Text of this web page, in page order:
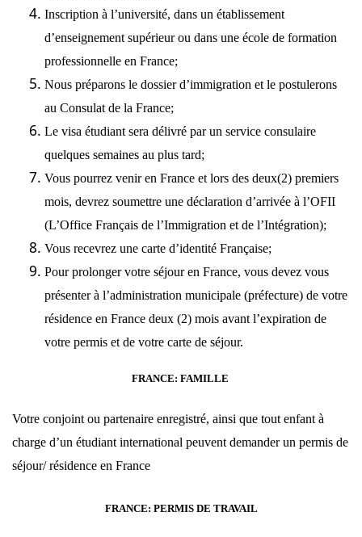
Inscription à l’université, dans un établissement
d’enseignement supérieur ou dans une école de formation
professionnelle en France;
Nous préparons le dossier d’immigration et le postulerons
au Consulat de la France;
Le visa étudiant sera délivré par un service consulaire
quelques semaines au plus tard;
Vous pourrez venir en France et lors des deux(2) premiers
mois, devrez soumettre une déclaration d’arrivée à l’OFII
(L’Office Français de l’Immigration et de l’Intégration);
Vous recevrez une carte d’identité Française;
Pour prolonger votre séjour en France, vous devez vous
présenter à l’administration municipale (préfecture) de votre
résidence en France deux (2) mois avant l’expiration de
votre permis et de votre carte de séjour.
FRANCE: FAMILLE
Votre conjoint ou partenaire enregistré, ainsi que tout enfant à
charge d’un étudiant international peuvent demander un permis de
séjour/ résidence en France
FRANCE: PERMIS DE TRAVAIL